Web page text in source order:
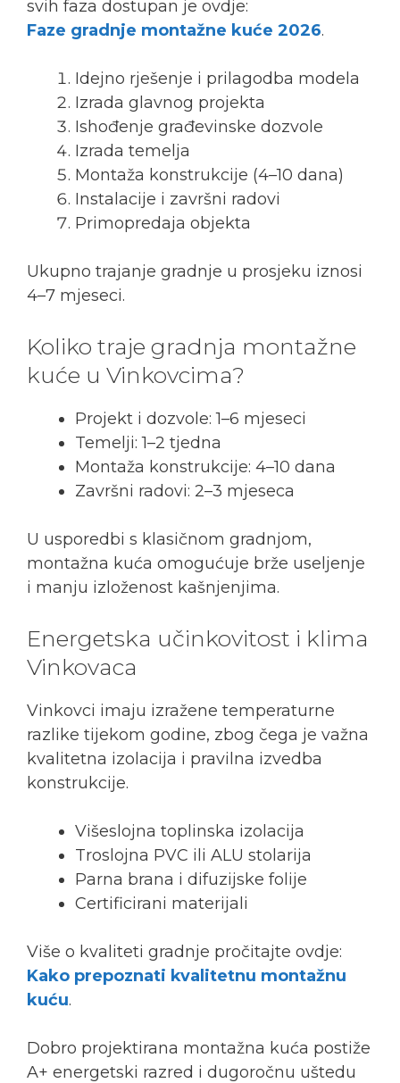
svih faza dostupan je ovdje:
Faze gradnje montažne kuće 2026.
Idejno rješenje i prilagodba modela
Izrada glavnog projekta
Ishođenje građevinske dozvole
Izrada temelja
Montaža konstrukcije (4–10 dana)
Instalacije i završni radovi
Primopredaja objekta
Ukupno trajanje gradnje u prosjeku iznosi
4–7 mjeseci.
Koliko traje gradnja montažne
kuće u Vinkovcima?
Projekt i dozvole: 1–6 mjeseci
Temelji: 1–2 tjedna
Montaža konstrukcije: 4–10 dana
Završni radovi: 2–3 mjeseca
U usporedbi s klasičnom gradnjom,
montažna kuća omogućuje brže useljenje
i manju izloženost kašnjenjima.
Energetska učinkovitost i klima
Vinkovaca
Vinkovci imaju izražene temperaturne
razlike tijekom godine, zbog čega je važna
kvalitetna izolacija i pravilna izvedba
konstrukcije.
Višeslojna toplinska izolacija
Troslojna PVC ili ALU stolarija
Parna brana i difuzijske folije
Certificirani materijali
Više o kvaliteti gradnje pročitajte ovdje:
Kako prepoznati kvalitetnu montažnu
kuću.
Dobro projektirana montažna kuća postiže
A+ energetski razred i dugoročnu uštedu